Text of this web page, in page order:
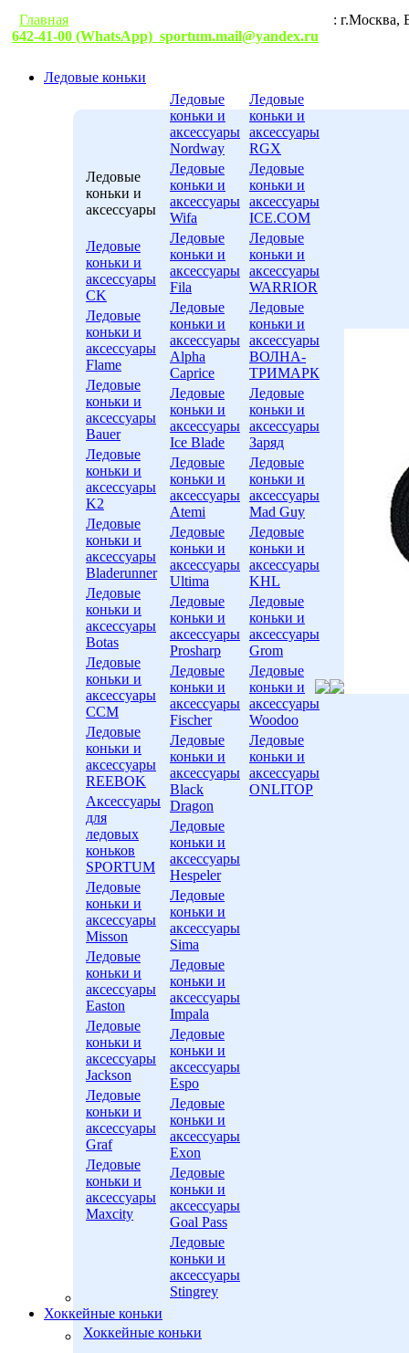
Главная
:
642-41-00 (WhatsApp) sportum.mail@yandex.ru
Ледовые коньки
Ледовые
коньки и
аксессуары
Ледовые
коньки и
аксессуары
CK
Ледовые
коньки и
аксессуары
Flame
Ледовые
коньки и
аксессуары
Bauer
Ледовые
коньки и
аксессуары
K2
Ледовые
коньки и
аксессуары
Bladerunner
Ледовые
коньки и
аксессуары
Botas
Ледовые
коньки и
аксессуары
CCM
Ледовые
коньки и
аксессуары
REEBOK
Аксессуары
для
ледовых
коньков
SPORTUM
Ледовые
коньки и
аксессуары
Misson
Ледовые
коньки и
аксессуары
Easton
Ледовые
коньки и
аксессуары
Jackson
Ледовые
коньки и
аксессуары
Graf
Ледовые
коньки и
аксессуары
Maxcity
Ледовые
коньки и
аксессуары
Nordway
Ледовые
коньки и
аксессуары
Wifa
Ледовые
коньки и
аксессуары
Fila
Ледовые
коньки и
аксессуары
Alpha
Caprice
Ледовые
коньки и
аксессуары
Ice Blade
Ледовые
коньки и
аксессуары
Atemi
Ледовые
коньки и
аксессуары
Ultima
Ледовые
коньки и
аксессуары
Prosharp
Ледовые
коньки и
аксессуары
Fischer
Ледовые
коньки и
аксессуары
Black
Dragon
Ледовые
коньки и
аксессуары
Hespeler
Ледовые
коньки и
аксессуары
Sima
Ледовые
коньки и
аксессуары
Impala
Ледовые
коньки и
аксессуары
Espo
Ледовые
коньки и
аксессуары
Exon
Ледовые
коньки и
аксессуары
Goal Pass
Ледовые
коньки и
аксессуары
Stingrey
Ледовые
коньки и
аксессуары
RGX
Ледовые
коньки и
аксессуары
ICE.COM
Ледовые
коньки и
аксессуары
WARRIOR
Ледовые
коньки и
аксессуары
ВОЛНА-
ТРИМАРК
Ледовые
коньки и
аксессуары
Заряд
Ледовые
коньки и
аксессуары
Mad Guy
Ледовые
коньки и
аксессуары
KHL
Ледовые
коньки и
аксессуары
Grom
Ледовые
коньки и
аксессуары
Woodoo
Ледовые
коньки и
аксессуары
ONLITOP
Хоккейные коньки
Хоккейные коньки